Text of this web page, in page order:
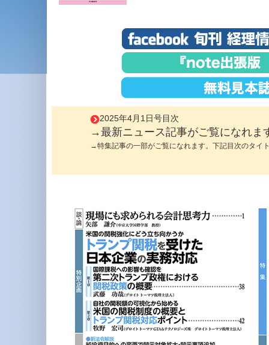
2025年4月1日号目次
→最新ニュース記事がご覧になれま
→特集記事の一部がご覧になれます。下記目次のタイ